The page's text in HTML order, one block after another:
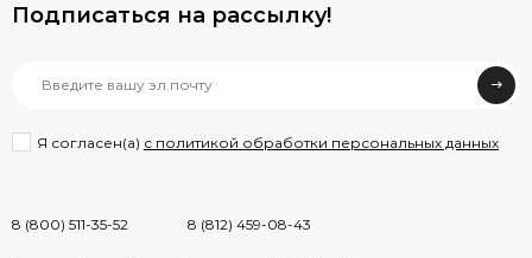
Подписаться на рассылкy!
Я согласен(a) с политикой обработки персональных данных
8 (800) 511-35-52 8 (812) 459-08-43